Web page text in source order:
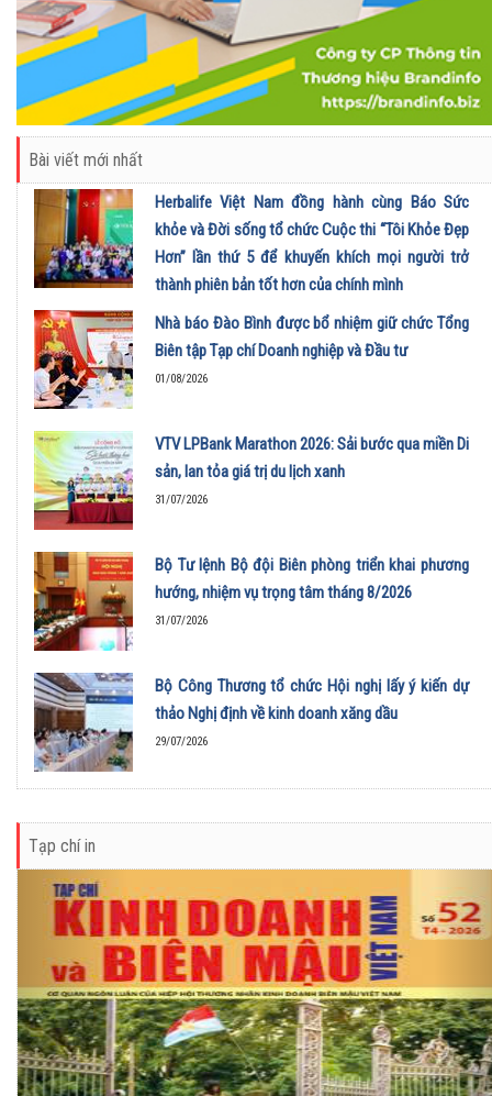
Bài viết mới nhất
Herbalife Việt Nam đồng hành cùng Báo Sức
khỏe và Đời sống tổ chức Cuộc thi “Tôi Khỏe Đẹp
Hơn” lần thứ 5 để khuyến khích mọi người trở
thành phiên bản tốt hơn của chính mình
01/08/2026
Nhà báo Đào Bình được bổ nhiệm giữ chức Tổng
Biên tập Tạp chí Doanh nghiệp và Đầu tư
01/08/2026
VTV LPBank Marathon 2026: Sải bước qua miền Di
sản, lan tỏa giá trị du lịch xanh
31/07/2026
Bộ Tư lệnh Bộ đội Biên phòng triển khai phương
hướng, nhiệm vụ trọng tâm tháng 8/2026
31/07/2026
Bộ Công Thương tổ chức Hội nghị lấy ý kiến dự
thảo Nghị định về kinh doanh xăng dầu
29/07/2026
Tạp chí in
Previous